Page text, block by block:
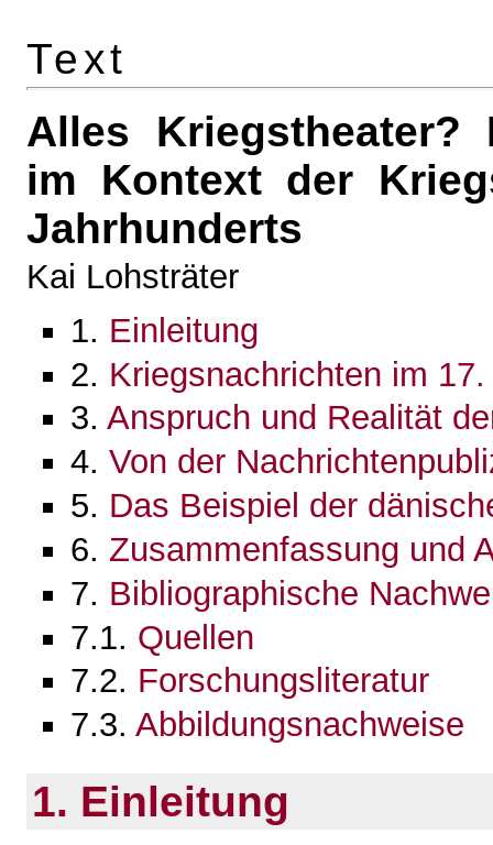
Text
Alles Kriegstheater?
im Kontext der
Jahrhunderts
Kai Lohsträter
1. Einleitung
2. Kriegsnachrichten im
3. Anspruch und Realität
4. Von der
5. Das Beispiel der
6. Zusammenfassung und
7. Bibliographische
7.1. Quellen
7.2. Forschungsliteratur
7.3. Abbildungsnachweise
1. Einleitung